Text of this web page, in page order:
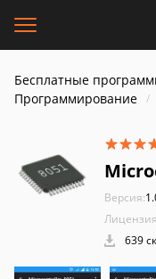
Бесплатные
Программирование
Версия:
639